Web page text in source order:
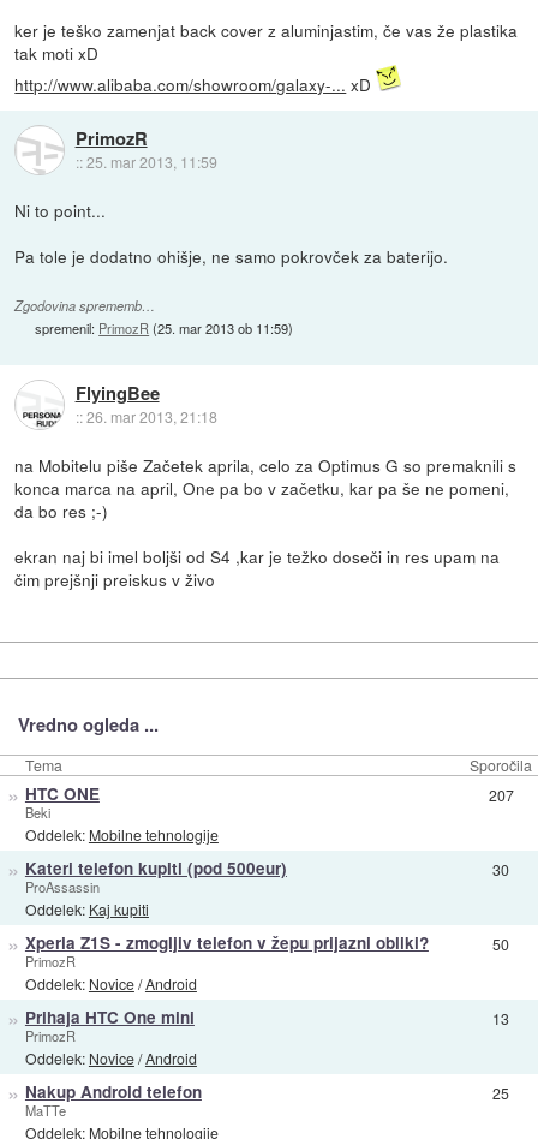
ker je teško zamenjat back cover z aluminjastim, če vas že plastika
tak moti xD
http://www.alibaba.com/showroom/galaxy-... xD
PrimozR
::25. mar 2013, 11:59
Ni to point...
Pa tole je dodatno ohišje, ne samo pokrovček za baterijo.
Zgodovina sprememb…
spremenil: PrimozR (25. mar 2013 ob 11:59)
FlyingBee
::26. mar 2013, 21:18
na Mobitelu piše Začetek aprila, celo za Optimus G so premaknili s
konca marca na april, One pa bo v začetku, kar pa še ne pomeni,
da bo res ;-)
ekran naj bi imel boljši od S4 ,kar je težko doseči in res upam na
čim prejšnji preiskus v živo
Vredno ogleda ...
Tema Sporočila
» HTC ONE
Beki
Oddelek: Mobilne tehnologije
207
» Kateri telefon kupiti (pod 500eur)
ProAssassin
Oddelek: Kaj kupiti
30
» Xperia Z1S - zmogljiv telefon v žepu prijazni obliki?
PrimozR
Oddelek: Novice/Android
50
» Prihaja HTC One mini
PrimozR
Oddelek: Novice/Android
13
» Nakup Android telefon
MaTTe
Oddelek: Mobilne tehnologije
25